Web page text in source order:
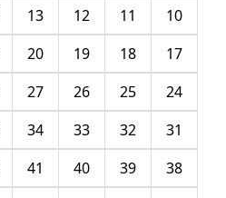
10
11
12
13
17
18
19
20
24
25
26
27
31
32
33
34
38
39
40
41